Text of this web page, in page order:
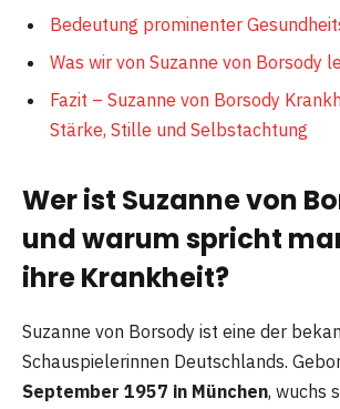
Bedeutung prominenter
Was wir von Suzanne von Borsody
Fazit – Suzanne von Borsody
Stärke, Stille und Selbstachtung
Wer ist Suzanne von
und warum spricht
ihre Krankheit?
Suzanne von Borsody ist eine der
Schauspielerinnen Deutschlands.
September 1957 in München, wuchs